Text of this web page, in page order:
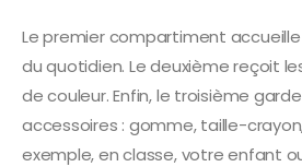
Le premier compartiment
du quotidien. Le deuxième reçoit
de couleur. Enfin, le troisième
accessoires : gomme, taille-
exemple, en classe, votre enfant